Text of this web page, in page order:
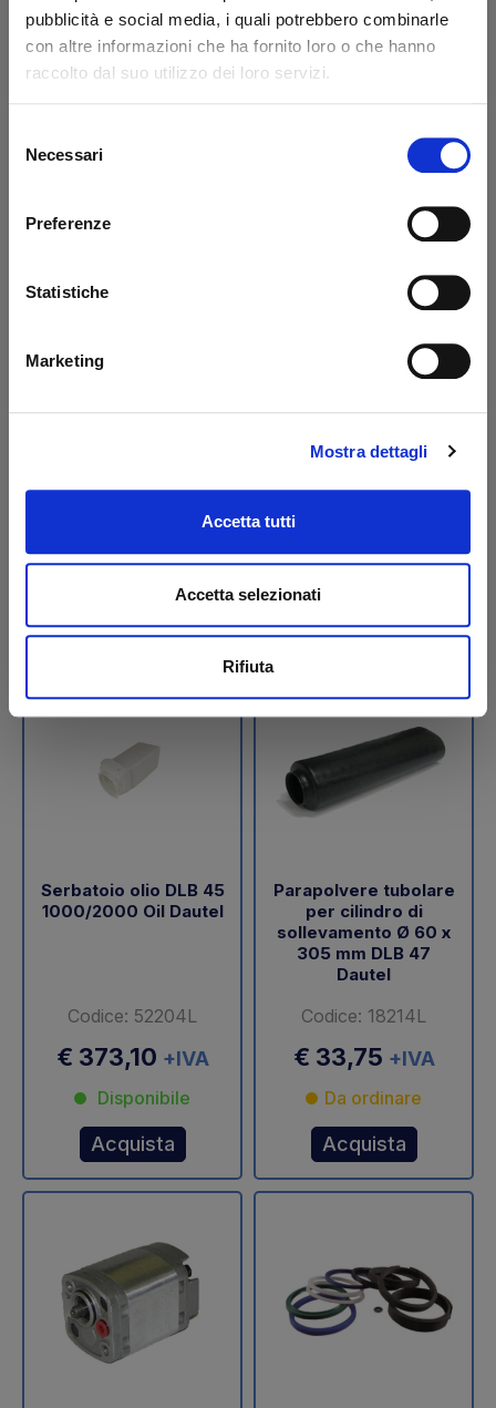
pubblicità e social media, i quali potrebbero combinarle
con altre informazioni che ha fornito loro o che hanno
raccolto dal suo utilizzo dei loro servizi.
delNecessari
Preferenze
Statistiche
Marketing
Mostra dettagli
Accetta tutti
Accetta selezionati
Rifiuta
Codice: 14217L
€ 371,85
Acquista
Codice: 14218L
€ 776,85
Codice: 17203L
+IVA
Da ordinare
PBS Palfinger - MBB
Codice: 52510M
€ 288,00
Da ordinare
Serbatoio olio DLB 45
1000/2000 Oil Dautel
Codice: 52204L
€ 373,10 +IVA
Disponibile
Acquista
Parapolvere tubolare
per cilindro di
sollevamento Ø 60 x
305 mm DLB 47
Dautel
Codice: 18214L
€ 33,75 +IVA
Da ordinare
Acquista